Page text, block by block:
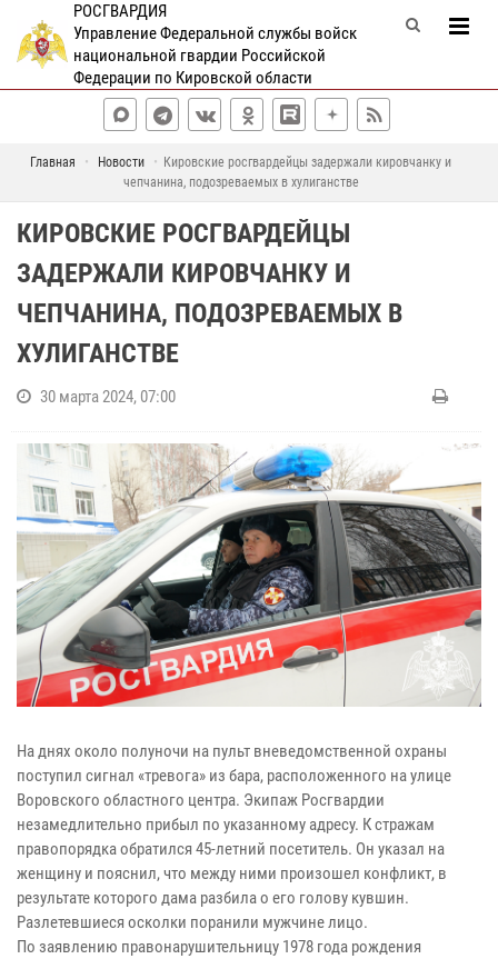
РОСГВАРДИЯ
Управление Федеральной службы войск
национальной гвардии Российской
Федерации по Кировской области
Главная Новости
Кировские росгвардейцы задержали кировчанку и
чепчанина, подозреваемых в хулиганстве
КИРОВСКИЕ РОСГВАРДЕЙЦЫ
ЗАДЕРЖАЛИ КИРОВЧАНКУ И
ЧЕПЧАНИНА, ПОДОЗРЕВАЕМЫХ В
ХУЛИГАНСТВЕ
30 марта 2024, 07:00
На днях около полуночи на пульт вневедомственной охраны
поступил сигнал «тревога» из бара, расположенного на улице
Воровского областного центра. Экипаж Росгвардии
незамедлительно прибыл по указанному адресу. К стражам
правопорядка обратился 45-летний посетитель. Он указал на
женщину и пояснил, что между ними произошел конфликт, в
результате которого дама разбила о его голову кувшин.
Разлетевшиеся осколки поранили мужчине лицо.
По заявлению правонарушительницу 1978 года рождения